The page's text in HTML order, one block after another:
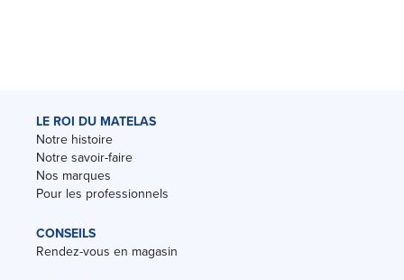
LE ROI DU MATELAS
Notre histoire
Notre savoir-faire
Nos marques
Pour les professionnels
CONSEILS
Rendez-vous en magasin